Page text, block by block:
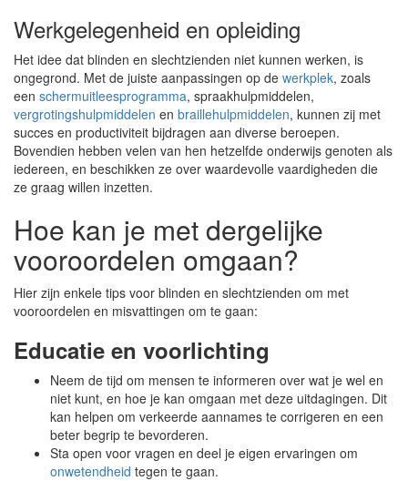
Werkgelegenheid en opleiding
Het idee dat blinden en slechtzienden niet kunnen werken, is
ongegrond. Met de juiste aanpassingen op de werkplek, zoals
een schermuitleesprogramma, spraakhulpmiddelen,
vergrotingshulpmiddelen en braillehulpmiddelen, kunnen zij met
succes en productiviteit bijdragen aan diverse beroepen.
Bovendien hebben velen van hen hetzelfde onderwijs genoten als
iedereen, en beschikken ze over waardevolle vaardigheden die
ze graag willen inzetten.
Hoe kan je met dergelijke
vooroordelen omgaan?
Hier zijn enkele tips voor blinden en slechtzienden om met
vooroordelen en misvattingen om te gaan:
Educatie en voorlichting
Neem de tijd om mensen te informeren over wat je wel en
niet kunt, en hoe je kan omgaan met deze uitdagingen. Dit
kan helpen om verkeerde aannames te corrigeren en een
beter begrip te bevorderen.
Sta open voor vragen en deel je eigen ervaringen om
onwetendheid tegen te gaan.